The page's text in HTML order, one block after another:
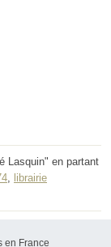
Lasquin" en partant
librairie
en France